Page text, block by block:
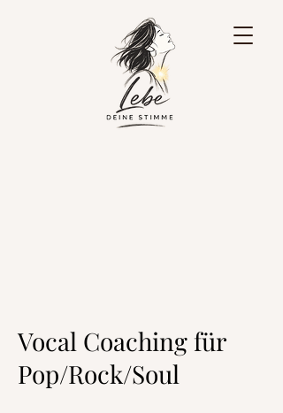
Vocal Coaching für
Pop/Rock/Soul